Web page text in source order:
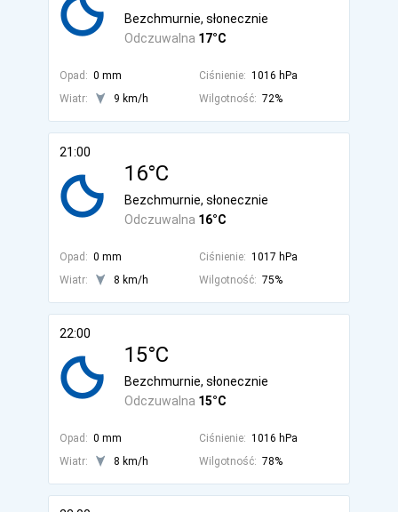
Odczuwalna 17°C
Bezchmurnie, słonecznie
Opad: 0 mm Ciśnienie: 1016 hPa
Wiatr:
9 km/h Wilgotność: 72%
21:00
16°C
Odczuwalna 16°C
Bezchmurnie, słonecznie
Opad: 0 mm Ciśnienie: 1017 hPa
Wiatr:
8 km/h Wilgotność: 75%
22:00
15°C
Odczuwalna 15°C
Bezchmurnie, słonecznie
Opad: 0 mm Ciśnienie: 1016 hPa
Wiatr:
8 km/h Wilgotność: 78%